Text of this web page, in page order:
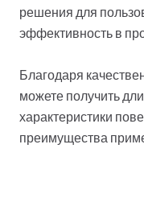
решения для
эффективность в
Благодаря
можете получить
характеристики
преимущества